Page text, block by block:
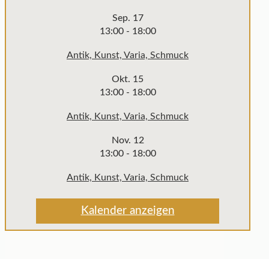
Sep. 17
13:00- 18:00
Antik, Kunst, Varia, Schmuck
Okt. 15
13:00- 18:00
Antik, Kunst, Varia, Schmuck
Nov. 12
13:00- 18:00
Antik, Kunst, Varia, Schmuck
Kalender anzeigen